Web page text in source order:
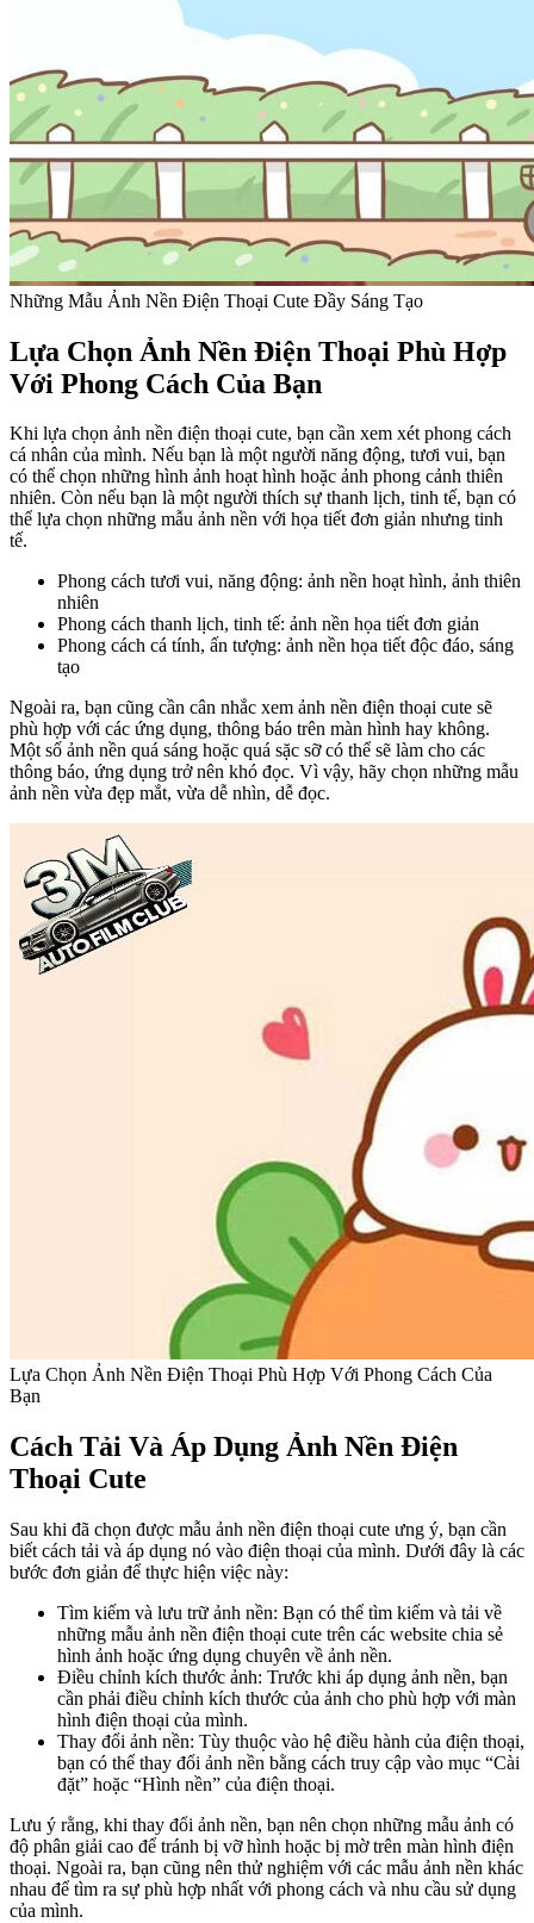
Những Mẫu Ảnh Nền Điện Thoại Cute Đầy Sáng Tạo
Lựa Chọn Ảnh Nền Điện Thoại Phù Hợp
Với Phong Cách Của Bạn
Khi lựa chọn ảnh nền điện thoại cute, bạn cần xem xét phong cách
cá nhân của mình. Nếu bạn là một người năng động, tươi vui, bạn
có thể chọn những hình ảnh hoạt hình hoặc ảnh phong cảnh thiên
nhiên. Còn nếu bạn là một người thích sự thanh lịch, tinh tế, bạn có
thể lựa chọn những mẫu ảnh nền với họa tiết đơn giản nhưng tinh
tế.
Phong cách tươi vui, năng động: ảnh nền hoạt hình, ảnh thiên
nhiên
Phong cách thanh lịch, tinh tế: ảnh nền họa tiết đơn giản
Phong cách cá tính, ấn tượng: ảnh nền họa tiết độc đáo, sáng
tạo
Ngoài ra, bạn cũng cần cân nhắc xem ảnh nền điện thoại cute sẽ
phù hợp với các ứng dụng, thông báo trên màn hình hay không.
Một số ảnh nền quá sáng hoặc quá sặc sỡ có thể sẽ làm cho các
thông báo, ứng dụng trở nên khó đọc. Vì vậy, hãy chọn những mẫu
ảnh nền vừa đẹp mắt, vừa dễ nhìn, dễ đọc.
Lựa Chọn Ảnh Nền Điện Thoại Phù Hợp Với Phong Cách Của
Bạn
Cách Tải Và Áp Dụng Ảnh Nền Điện
Thoại Cute
Sau khi đã chọn được mẫu ảnh nền điện thoại cute ưng ý, bạn cần
biết cách tải và áp dụng nó vào điện thoại của mình. Dưới đây là các
bước đơn giản để thực hiện việc này:
Tìm kiếm và lưu trữ ảnh nền: Bạn có thể tìm kiếm và tải về
những mẫu ảnh nền điện thoại cute trên các website chia sẻ
hình ảnh hoặc ứng dụng chuyên về ảnh nền.
Điều chỉnh kích thước ảnh: Trước khi áp dụng ảnh nền, bạn
cần phải điều chỉnh kích thước của ảnh cho phù hợp với màn
hình điện thoại của mình.
Thay đổi ảnh nền: Tùy thuộc vào hệ điều hành của điện thoại,
bạn có thể thay đổi ảnh nền bằng cách truy cập vào mục “Cài
đặt” hoặc “Hình nền” của điện thoại.
Lưu ý rằng, khi thay đổi ảnh nền, bạn nên chọn những mẫu ảnh có
độ phân giải cao để tránh bị vỡ hình hoặc bị mờ trên màn hình điện
thoại. Ngoài ra, bạn cũng nên thử nghiệm với các mẫu ảnh nền khác
nhau để tìm ra sự phù hợp nhất với phong cách và nhu cầu sử dụng
của mình.